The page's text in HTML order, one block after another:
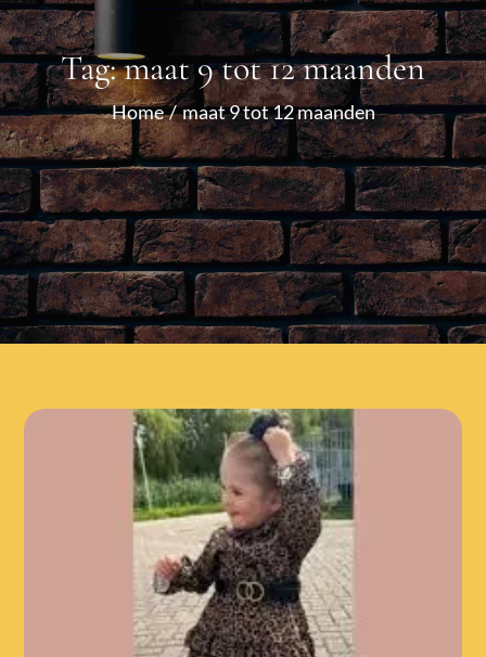
Tag:maat 9 tot 12 maanden
Home maat 9 tot 12 maanden